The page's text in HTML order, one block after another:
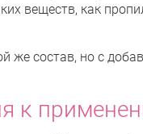
веществ, как
же состав, но с
к